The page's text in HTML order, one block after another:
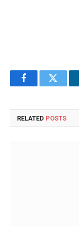
FacebookTwitter
RELATED POSTS